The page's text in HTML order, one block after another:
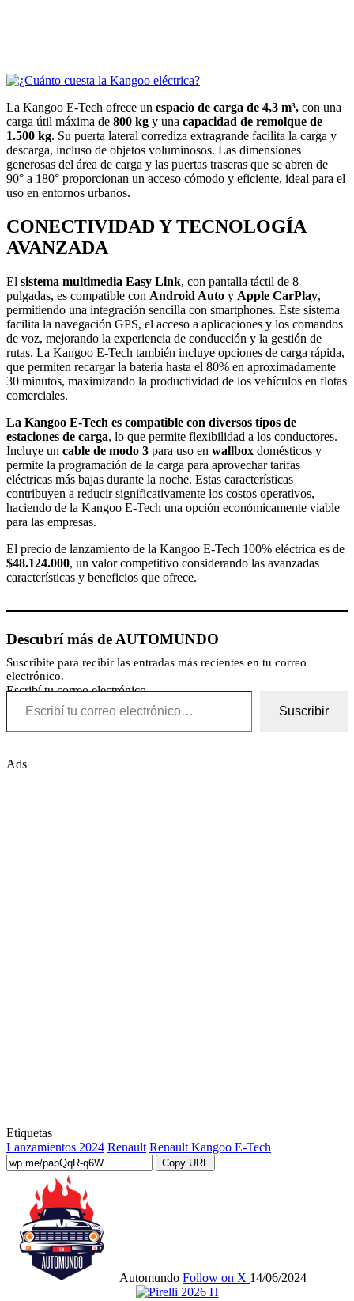
La Kangoo E-Tech ofrece un espacio de carga de 4,3 m³, con una
carga útil máxima de 800 kg y una capacidad de remolque de
1.500 kg. Su puerta lateral corrediza extragrande facilita la carga y
descarga, incluso de objetos voluminosos. Las dimensiones
generosas del área de carga y las puertas traseras que se abren de
90° a 180° proporcionan un acceso cómodo y eficiente, ideal para el
uso en entornos urbanos.
CONECTIVIDAD Y TECNOLOGÍA
AVANZADA
El sistema multimedia Easy Link, con pantalla táctil de 8
pulgadas, es compatible con Android Auto y Apple CarPlay,
permitiendo una integración sencilla con smartphones. Este sistema
facilita la navegación GPS, el acceso a aplicaciones y los comandos
de voz, mejorando la experiencia de conducción y la gestión de
rutas. La Kangoo E-Tech también incluye opciones de carga rápida,
que permiten recargar la batería hasta el 80% en aproximadamente
30 minutos, maximizando la productividad de los vehículos en flotas
comerciales.
La Kangoo E-Tech es compatible con diversos tipos de
estaciones de carga, lo que permite flexibilidad a los conductores.
Incluye un cable de modo 3 para uso en wallbox domésticos y
permite la programación de la carga para aprovechar tarifas
eléctricas más bajas durante la noche. Estas características
contribuyen a reducir significativamente los costos operativos,
haciendo de la Kangoo E-Tech una opción económicamente viable
para las empresas.
El precio de lanzamiento de la Kangoo E-Tech 100% eléctrica es de
$48.124.000, un valor competitivo considerando las avanzadas
características y beneficios que ofrece.
Descubrí más de AUTOMUNDO
Suscribite para recibir las entradas más recientes en tu correo
electrónico.
Escribí tu correo electrónico…
Suscribir
Ads
Etiquetas
Lanzamientos 2024 Renault Renault Kangoo E-Tech
Copy URL
Automundo Follow on X 14/06/2024